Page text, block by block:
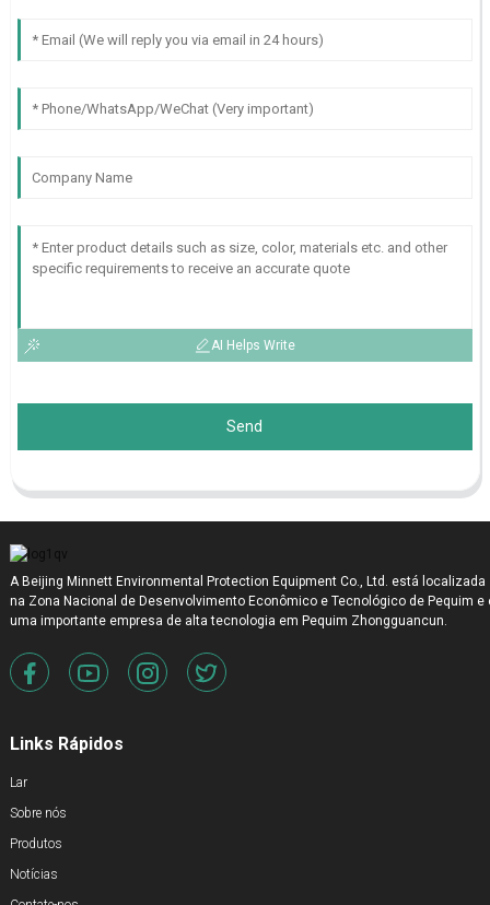
AI Helps Write
Send
A Beijing Minnett Environmental Protection Equipment Co., Ltd. está localizada
na Zona Nacional de Desenvolvimento Econômico e Tecnológico de Pequim e
uma importante empresa de alta tecnologia em Pequim Zhongguancun.
Links Rápidos
Lar
Sobre nós
Produtos
Notícias